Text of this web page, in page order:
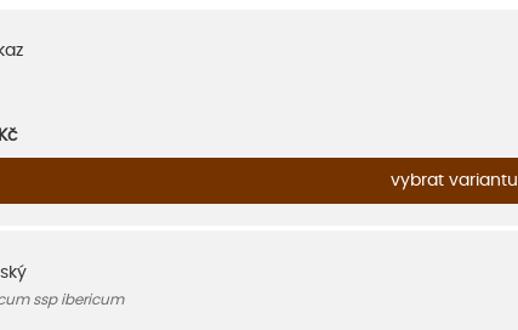
Kč
vybrat variantu
ssp ibericum